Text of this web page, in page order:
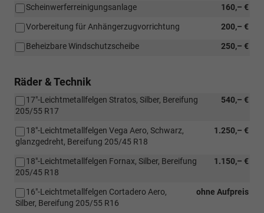
160,– €
Scheinwerferreinigungsanlage
200,– €
Vorbereitung für Anhängerzugvorrichtung
250,– €
Beheizbare Windschutzscheibe
Räder & Technik
540,– €
17"-Leichtmetallfelgen Stratos, Silber, Bereifung
205/55 R17
1.250,– €
18"-Leichtmetallfelgen Vega Aero, Schwarz,
glanzgedreht, Bereifung 205/45 R18
1.150,– €
18"-Leichtmetallfelgen Fornax, Silber, Bereifung
205/45 R18
ohne Aufpreis
16"-Leichtmetallfelgen Cortadero Aero,
Silber, Bereifung 205/55 R16